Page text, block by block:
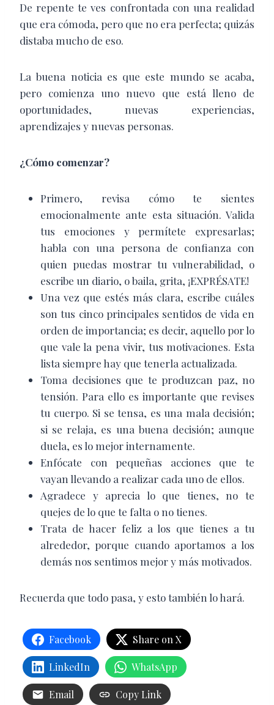
De repente te ves confrontada con una realidad
que era cómoda, pero que no era perfecta; quizás
distaba mucho de eso.
La buena noticia es que este mundo se acaba,
pero comienza uno nuevo que está lleno de
oportunidades, nuevas experiencias,
aprendizajes y nuevas personas.
¿Cómo comenzar?
Primero, revisa cómo te sientes
emocionalmente ante esta situación. Valida
tus emociones y permítete expresarlas;
habla con una persona de confianza con
quien puedas mostrar tu vulnerabilidad, o
escribe un diario, o baila, grita, ¡EXPRÉSATE!
Una vez que estés más clara, escribe cuáles
son tus cinco principales sentidos de vida en
orden de importancia; es decir, aquello por lo
que vale la pena vivir, tus motivaciones. Esta
lista siempre hay que tenerla actualizada.
Toma decisiones que te produzcan paz, no
tensión. Para ello es importante que revises
tu cuerpo. Si se tensa, es una mala decisión;
si se relaja, es una buena decisión; aunque
duela, es lo mejor internamente.
Enfócate con pequeñas acciones que te
vayan llevando a realizar cada uno de ellos.
Agradece y aprecia lo que tienes, no te
quejes de lo que te falta o no tienes.
Trata de hacer feliz a los que tienes a tu
alrededor, porque cuando aportamos a los
demás nos sentimos mejor y más motivados.
Recuerda que todo pasa, y esto también lo hará.
Facebook Share on X
LinkedIn WhatsApp
Email Copy Link